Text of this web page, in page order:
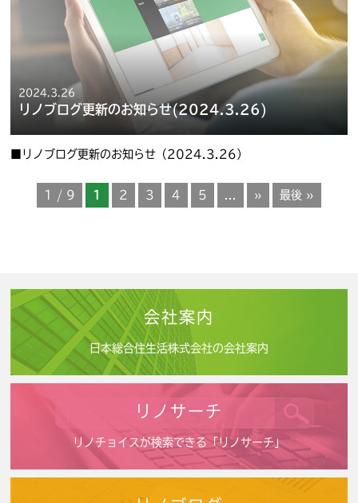
2024.3.26
リノブログ更新のお知らせ(2024.3.26)
■リノブログ更新のお知らせ（2024.3.26）
1 / 9 1 2 3 4 5 » 最後 »
会社案内
日本総合住生活株式会社の会社案内
リノサーチ
リノチョイスが検索できる「リノサーチ」